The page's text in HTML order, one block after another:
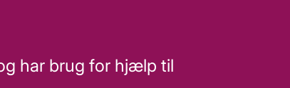
har brug for hjælp til